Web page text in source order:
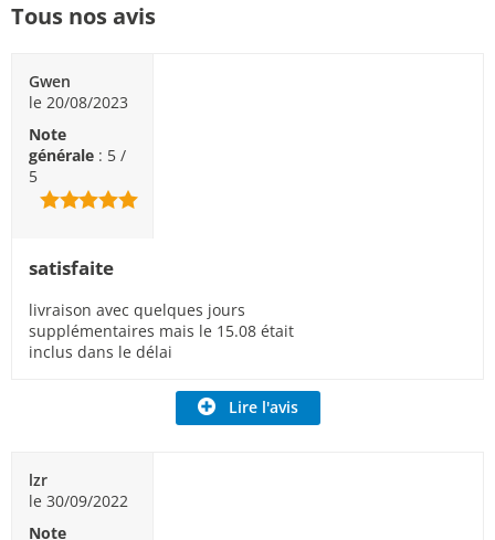
Tous nos avis
Gwen
le 20/08/2023
Note
générale : 5 /
5
satisfaite
livraison avec quelques jours
supplémentaires mais le 15.08 était
inclus dans le délai
Lire l'avis
lzr
le 30/09/2022
Note